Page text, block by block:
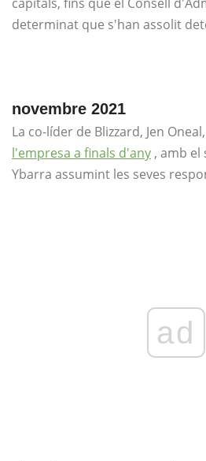
determinat que s'han assolit
novembre 2021
La co-líder de Blizzard, Jen
l'empresa a finals d'any , amb el
Ybarra assumint les seves
ad